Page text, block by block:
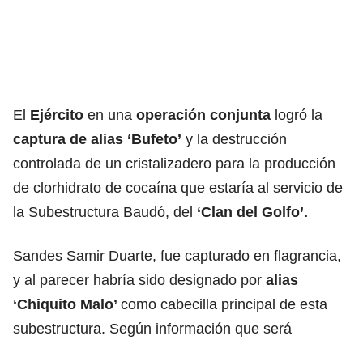
El Ejército en una operación conjunta logró la
captura de alias ‘Bufeto’ y la destrucción
controlada de un cristalizadero para la producción
de clorhidrato de cocaína que estaría al servicio de
la Subestructura Baudó, del ‘Clan del Golfo’.
Sandes Samir Duarte, fue capturado en flagrancia,
y al parecer habría sido designado por alias
‘Chiquito Malo’ como cabecilla principal de esta
subestructura. Según información que será